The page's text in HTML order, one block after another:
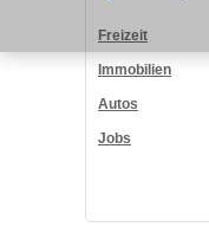
Freizeit
Immobilien
Autos
Jobs